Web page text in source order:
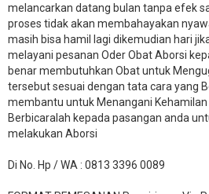
melancarkan datang bulan tanpa efek
proses tidak akan membahayakan
masih bisa hamil lagi dikemudian hari
melayani pesanan Oder Obat Aborsi
benar membutuhkan Obat untuk
tersebut sesuai dengan tata cara yang
membantu untuk Menangani Kehamilan
Berbicaralah kepada pasangan anda
melakukan Aborsi
Di No. Hp / WA : 0813 3396 0089